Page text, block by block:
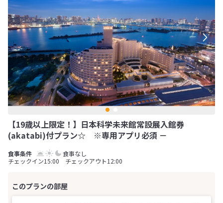
【19歳以上限定！】日本科学未来館常設展入館券
(akatabi)付プラン☆ ※専用アプリ必須 －
食事なし
チェックイン15:00 チェックアウト12:00